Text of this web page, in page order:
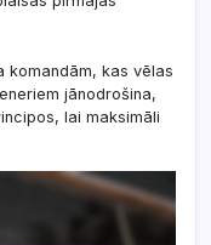
komandām, kas vēlas
jānodrošina,
lai maksimāli